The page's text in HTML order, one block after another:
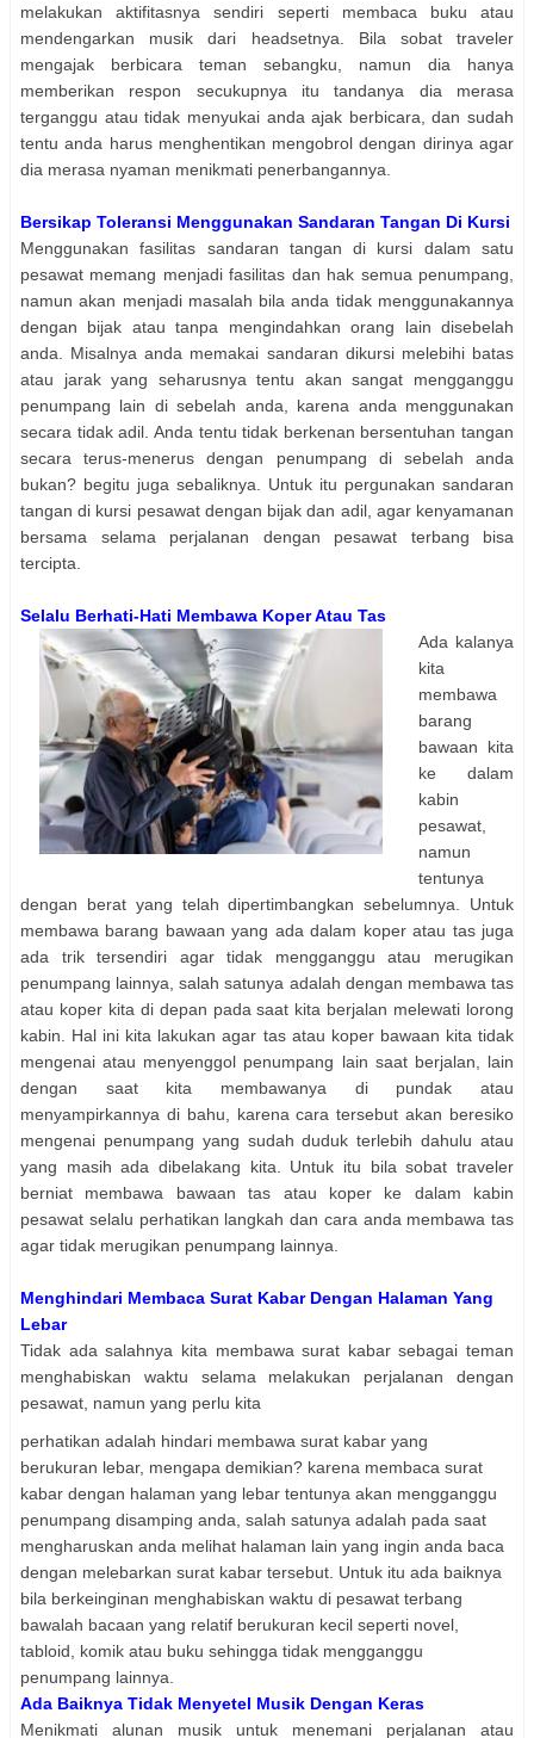
melakukan aktifitasnya sendiri seperti membaca buku atau
mendengarkan musik dari headsetnya. Bila sobat traveler
mengajak berbicara teman sebangku, namun dia hanya
memberikan respon secukupnya itu tandanya dia merasa
terganggu atau tidak menyukai anda ajak berbicara, dan sudah
tentu anda harus menghentikan mengobrol dengan dirinya agar
dia merasa nyaman menikmati penerbangannya.
Bersikap Toleransi Menggunakan Sandaran Tangan Di Kursi
Menggunakan fasilitas sandaran tangan di kursi dalam satu
pesawat memang menjadi fasilitas dan hak semua penumpang,
namun akan menjadi masalah bila anda tidak menggunakannya
dengan bijak atau tanpa mengindahkan orang lain disebelah
anda. Misalnya anda memakai sandaran dikursi melebihi batas
atau jarak yang seharusnya tentu akan sangat mengganggu
penumpang lain di sebelah anda, karena anda menggunakan
secara tidak adil. Anda tentu tidak berkenan bersentuhan tangan
secara terus-menerus dengan penumpang di sebelah anda
bukan? begitu juga sebaliknya. Untuk itu pergunakan sandaran
tangan di kursi pesawat dengan bijak dan adil, agar kenyamanan
bersama selama perjalanan dengan pesawat terbang bisa
tercipta.
Selalu Berhati-Hati Membawa Koper Atau Tas
Ada kalanya
kita
membawa
barang
bawaan kita
ke dalam
kabin
pesawat,
namun
tentunya
dengan berat yang telah dipertimbangkan sebelumnya. Untuk
membawa barang bawaan yang ada dalam koper atau tas juga
ada trik tersendiri agar tidak mengganggu atau merugikan
penumpang lainnya, salah satunya adalah dengan membawa tas
atau koper kita di depan pada saat kita berjalan melewati lorong
kabin. Hal ini kita lakukan agar tas atau koper bawaan kita tidak
mengenai atau menyenggol penumpang lain saat berjalan, lain
dengan saat kita membawanya di pundak atau
menyampirkannya di bahu, karena cara tersebut akan beresiko
mengenai penumpang yang sudah duduk terlebih dahulu atau
yang masih ada dibelakang kita. Untuk itu bila sobat traveler
berniat membawa bawaan tas atau koper ke dalam kabin
pesawat selalu perhatikan langkah dan cara anda membawa tas
agar tidak merugikan penumpang lainnya.
Menghindari Membaca Surat Kabar Dengan Halaman Yang
Lebar
Tidak ada salahnya kita membawa surat kabar sebagai teman
menghabiskan waktu selama melakukan perjalanan dengan
pesawat, namun yang perlu kita
perhatikan adalah hindari membawa surat kabar yang
berukuran lebar, mengapa demikian? karena membaca surat
kabar dengan halaman yang lebar tentunya akan mengganggu
penumpang disamping anda, salah satunya adalah pada saat
mengharuskan anda melihat halaman lain yang ingin anda baca
dengan melebarkan surat kabar tersebut. Untuk itu ada baiknya
bila berkeinginan menghabiskan waktu di pesawat terbang
bawalah bacaan yang relatif berukuran kecil seperti novel,
tabloid, komik atau buku sehingga tidak mengganggu
penumpang lainnya.
Ada Baiknya Tidak Menyetel Musik Dengan Keras
Menikmati alunan musik untuk menemani perjalanan atau